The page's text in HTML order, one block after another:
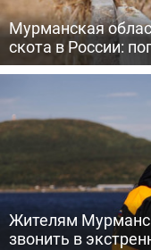
Мурманская
скота в России:
Жителям
звонить в